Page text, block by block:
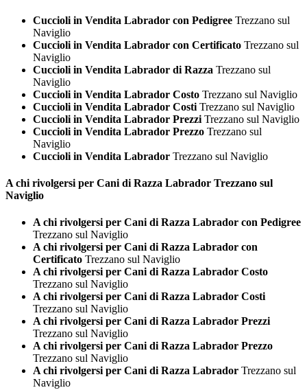
Cuccioli in Vendita Labrador con Pedigree Trezzano sul
Naviglio
Cuccioli in Vendita Labrador con Certificato Trezzano sul
Naviglio
Cuccioli in Vendita Labrador di Razza Trezzano sul
Naviglio
Cuccioli in Vendita Labrador Costo Trezzano sul Naviglio
Cuccioli in Vendita Labrador Costi Trezzano sul Naviglio
Cuccioli in Vendita Labrador Prezzi Trezzano sul Naviglio
Cuccioli in Vendita Labrador Prezzo Trezzano sul
Naviglio
Cuccioli in Vendita Labrador Trezzano sul Naviglio
A chi rivolgersi per Cani di Razza Labrador Trezzano sul
Naviglio
A chi rivolgersi per Cani di Razza Labrador con Pedigree
Trezzano sul Naviglio
A chi rivolgersi per Cani di Razza Labrador con
Certificato Trezzano sul Naviglio
A chi rivolgersi per Cani di Razza Labrador Costo
Trezzano sul Naviglio
A chi rivolgersi per Cani di Razza Labrador Costi
Trezzano sul Naviglio
A chi rivolgersi per Cani di Razza Labrador Prezzi
Trezzano sul Naviglio
A chi rivolgersi per Cani di Razza Labrador Prezzo
Trezzano sul Naviglio
A chi rivolgersi per Cani di Razza Labrador Trezzano sul
Naviglio